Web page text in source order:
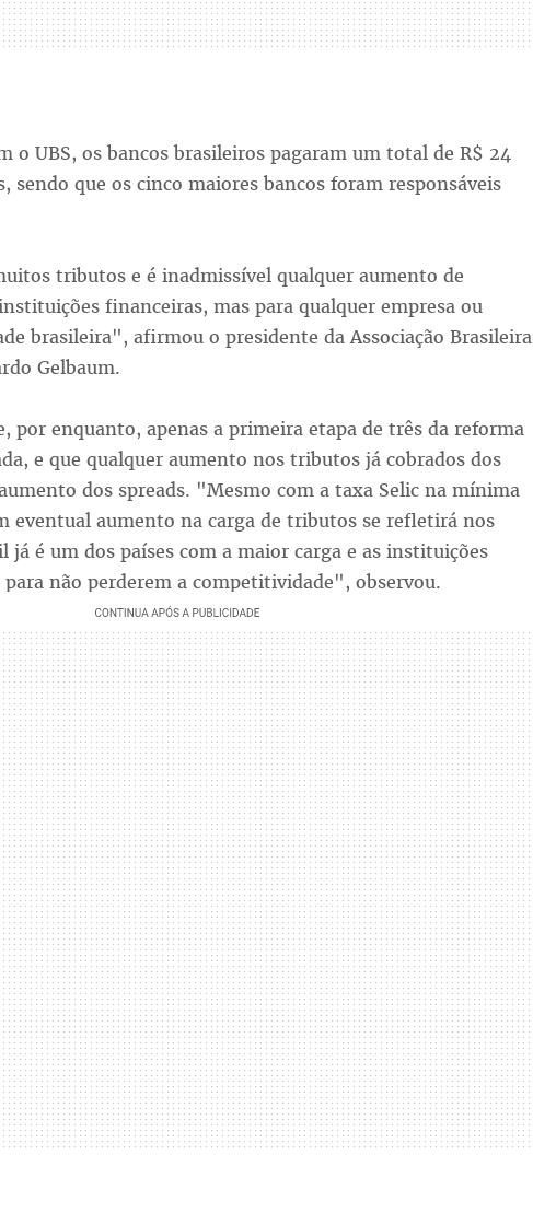
o UBS, os bancos brasileiros pagaram um total de R$ 24
sendo que os cinco maiores bancos foram responsáveis
tributos e é inadmissível qualquer aumento de
financeiras, mas para qualquer empresa ou
brasileira", afirmou o presidente da Associação Brasileira
Gelbaum.
por enquanto, apenas a primeira etapa de três da reforma
e que qualquer aumento nos tributos já cobrados dos
dos spreads. "Mesmo com a taxa Selic na mínima
eventual aumento na carga de tributos se refletirá nos
já é um dos países com a maior carga e as instituições
não perderem a competitividade", observou.